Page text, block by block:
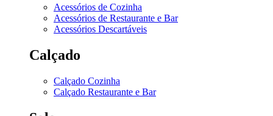
Acessórios de Cozinha
Acessórios de Restaurante e Bar
Acessórios Descartáveis
Calçado
Calçado Cozinha
Calçado Restaurante e Bar